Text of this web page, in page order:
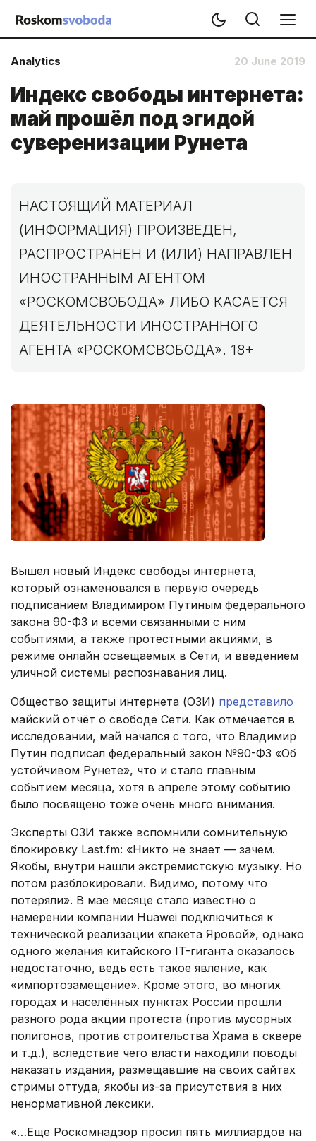
Analytics 20 June 2019
Индекс свободы интернета:
май прошёл под эгидой
суверенизации Рунета
НАСТОЯЩИЙ МАТЕРИАЛ
(ИНФОРМАЦИЯ) ПРОИЗВЕДЕН,
РАСПРОСТРАНЕН И (ИЛИ) НАПРАВЛЕН
ИНОСТРАННЫМ АГЕНТОМ
«РОСКОМСВОБОДА» ЛИБО КАСАЕТСЯ
ДЕЯТЕЛЬНОСТИ ИНОСТРАННОГО
АГЕНТА «РОСКОМСВОБОДА». 18+
Вышел новый Индекс свободы интернета,
который ознаменовался в первую очередь
подписанием Владимиром Путиным федерального
закона 90-ФЗ и всеми связанными с ним
событиями, а также протестными акциями, в
режиме онлайн освещаемых в Сети, и введением
уличной системы распознавания лиц.
Общество защиты интернета (ОЗИ) представило
майский отчёт о свободе Сети. Как отмечается в
исследовании, май начался с того, что Владимир
Путин подписал федеральный закон №90-ФЗ «Об
устойчивом Рунете», что и стало главным
событием месяца, хотя в апреле этому событию
было посвящено тоже очень много внимания.
Эксперты ОЗИ также вспомнили сомнительную
блокировку Last.fm: «Никто не знает — зачем.
Якобы, внутри нашли экстремистскую музыку. Но
потом разблокировали. Видимо, потому что
потеряли». В мае месяце стало известно о
намерении компании Huawei подключиться к
технической реализации «пакета Яровой», однако
одного желания китайского IT-гиганта оказалось
недостаточно, ведь есть такое явление, как
«импортозамещение». Кроме этого, во многих
городах и населённых пунктах России прошли
разного рода акции протеста (против мусорных
полигонов, против строительства Храма в сквере
и т.д.), вследствие чего власти находили поводы
наказать издания, размещавшие на своих сайтах
стримы оттуда, якобы из-за присутствия в них
ненормативной лексики.
«…Еще Роскомнадзор просил пять миллиардов на